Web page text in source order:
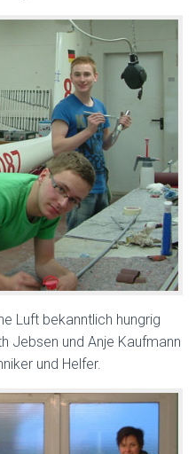
Luft bekanntlich hungrig
Jebsen und Anje Kaufmann
und Helfer.